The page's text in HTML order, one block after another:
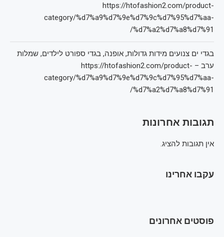
https://htofashion2.com/product-
category/%d7%a9%d7%9e%d7%9c%d7%95%d7%aa-
%d7%a2%d7%a8%d7%91/
בגדי ים צנועים מידות גדולות, אופנה, בגדי ספורט לילדים, שמלות
ערב – https://htofashion2.com/product-
category/%d7%a9%d7%9e%d7%9c%d7%95%d7%aa-
%d7%a2%d7%a8%d7%91/
תגובות אחרונות
אין תגובות להציג.
עקבו אחרינו
פוסטים אחרונים